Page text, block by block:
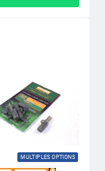
MULTIPLES OPTIONS